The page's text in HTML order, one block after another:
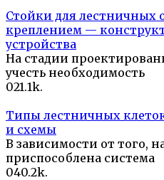
Стойки для лестничных
креплением —
устройства
На стадии
учесть необходимость
021.1k.
Типы лестничных
и схемы
В зависимости от того,
приспособлена система
040.2k.